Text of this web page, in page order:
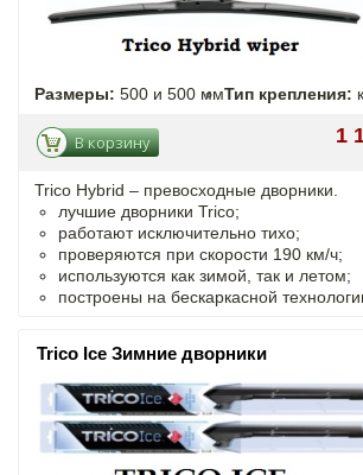
Размеры: 500 и 500 ммТип крепления:
1
В корзину
Trico Hybrid – превосходные дворники.
лучшие дворники Trico;
работают исключительно тихо;
проверяются при скорости 190 км/ч;
используются как зимой, так и летом;
построены на бескаркасной
Trico Ice Зимние дворники